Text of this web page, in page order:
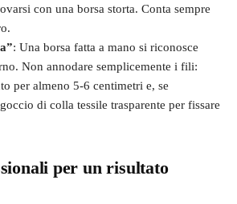
con una borsa storta. Conta sempre
: Una borsa fatta a mano si riconosce
Non annodare semplicemente i fili:
per almeno 5-6 centimetri e, se
di colla tessile trasparente per fissare
per un risultato